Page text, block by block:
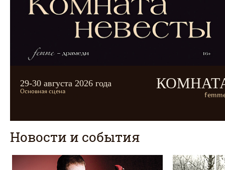
29-30 августа 2026 года
Основная сцена
Новости и события